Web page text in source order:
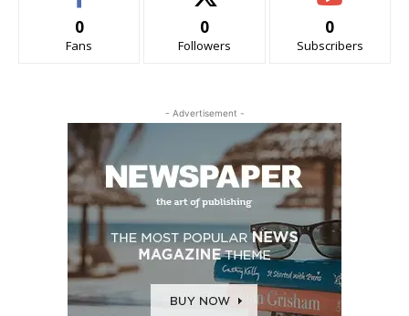
0
Fans
0
Followers
0
Subscribers
- Advertisement -